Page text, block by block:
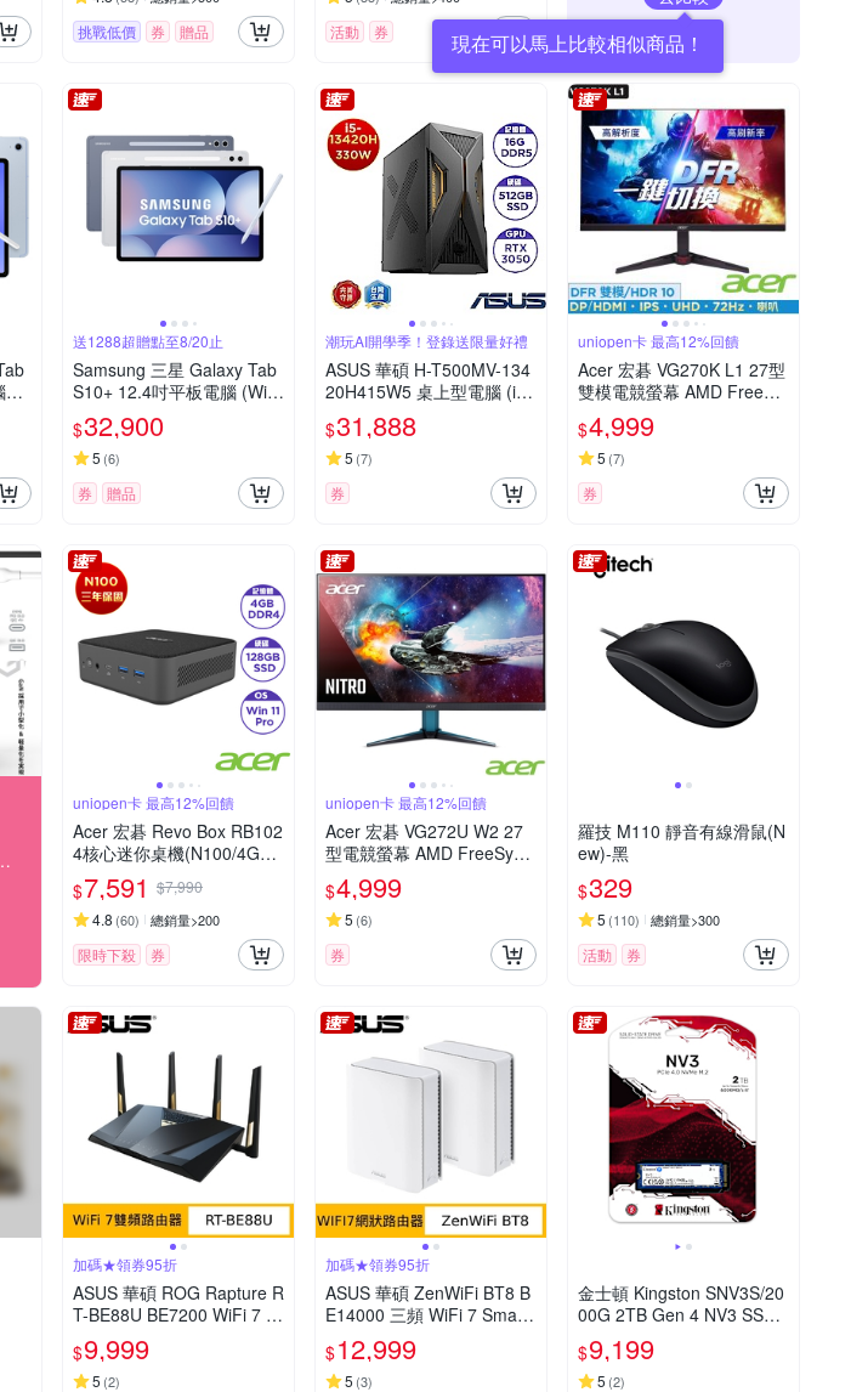
挑戰低價 券 贈品 活動 券 現在可以馬上比較相似商品！
送1288超贈點至8/20止
Samsung 三星 Galaxy Tab
S10+ 12.4吋平板電腦 (WiFi
/12G/256GB) X820
$32,900
5 (6)
券 贈品
潮玩AI開學季！登錄送限量好禮
ASUS 華碩 H-T500MV-134
20H415W5 桌上型電腦 (i5-
13420H/16GB/512G SSD/
RTX3050 6G/330W/無透側/
Win11 Home)
$31,888
5 (7)
券
uniopen卡 最高12%回饋
Acer 宏碁 VG270K L1 27型
雙模電競螢幕 AMD FreeSy
$4,999
5 (7)
券
▼限時2件85折
uniopen卡 最高12%回饋
Acer 宏碁 Revo Box RB102
4核心迷你桌機(N100/4GB/
128GB/Win11 Pro)
$7,591 $7,990
4.8 (60) 總銷量>200
限時下殺 券
uniopen卡 最高12%回饋
Acer 宏碁 VG272U W2 27
型電競螢幕 AMD FreeSync
Premium
$4,999
5 (6)
券
羅技 M110 靜音有線滑鼠(N
ew)-黑
$329
5 (110) 總銷量>300
活動 券
加碼★領券95折
ASUS 華碩 ROG Rapture R
T-BE88U BE7200 WiFi 7 雙
頻電競路由器
$9,999
5 (2)
加碼★領券95折
ASUS 華碩 ZenWiFi BT8 B
E14000 三頻 WiFi 7 Smart
AiMesh 網狀路由器(分享器)
-二入組
$12,999
5 (3)
金士頓 Kingston SNV3S/20
00G 2TB Gen 4 NV3 SSD
固態硬碟
$9,199
5 (2)